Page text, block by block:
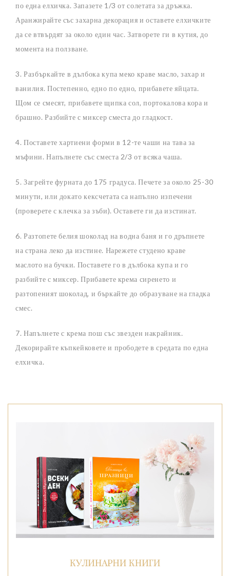
по една елхичка. Запазете 1/3 от солетата за дръжка.
Аранжирайте със захарна декорация и оставете елхичките
да се втвърдят за около един час. Затворете ги в кутия, до
момента на ползване.
3. Разбъркайте в дълбока купа меко краве масло, захар и
ванилия. Постепенно, едно по едно, прибавете яйцата.
Щом се смесят, прибавете щипка сол, портокалова кора и
брашно. Разбийте с миксер сместа до гладкост.
4. Поставете хартиени форми в 12-те чаши на тава за
мъфини. Напълнете със сместа 2/3 от всяка чаша.
5. Загрейте фурната до 175 градуса. Печете за около 25-30
минути, или докато кексчетата са напълно изпечени
(проверете с клечка за зъби). Оставете ги да изстинат.
6. Разтопете белия шоколад на водна баня и го дръпнете
на страна леко да изстине. Нарежете студено краве
маслото на бучки. Поставете го в дълбока купа и го
разбийте с миксер. Прибавете крема сиренето и
разтопеният шоколад, и бъркайте до образуване на гладка
смес.
7. Напълнете с крема пош със звезден накрайник.
Декорирайте къпкейковете и прободете в средата по една
елхичка.